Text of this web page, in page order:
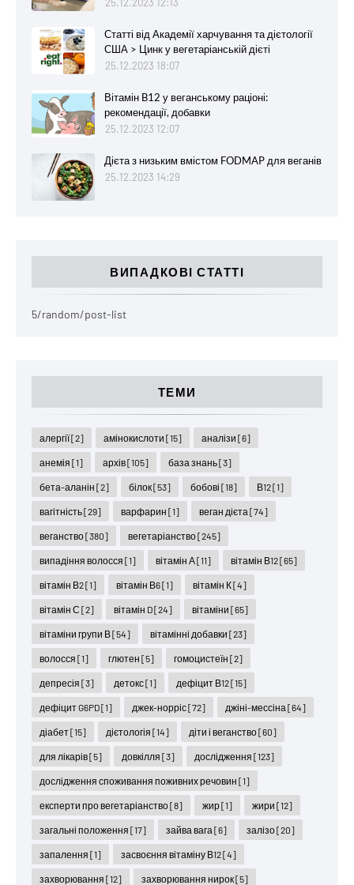
Статті від Академії харчування та дієтології
США > Цинк у вегетаріанській дієті
25.12.2023 18:07
Вітамін B12 у веганському раціоні:
рекомендації, добавки
25.12.2023 12:07
Дієта з низьким вмістом FODMAP для веганів
25.12.2023 14:29
ВИПАДКОВІ СТАТТІ
5/random/post-list
ТЕМИ
алергії[2] амінокислоти [15] аналізи [6]
анемія [1] архів[105] база знань[3]
бета-аланін [2] білок[53] бобові [18] В12[1]
вагітність[29] варфарин [1] веган дієта [74]
веганство[380] вегетаріанство[245]
випадіння волосся [1] вітамін А[11] вітамін В12[65]
вітамін В2[1] вітамін В6[1] вітамін К[4]
вітамін С [2] вітамін D[24] вітаміни [65]
вітаміни групи В[54] вітамінні добавки [23]
волосся [1] глютен [5] гомоцистеїн [2]
депресія [3] детокс[1] дефіцит В12[15]
дефіцит G6PD[1] джек-норріс[72] джіні-мессіна [64]
діабет[15] дієтологія [14] діти і веганство[60]
для лікарів[5] довкілля [3] дослідження [123]
дослідження споживання поживних речовин [1]
експерти про вегетаріанство[8] жир[1] жири [12]
загальні положення [17] зайва вага [6] залізо[20]
запалення [1] засвоєння вітаміну В12[4]
захворювання [12] захворювання нирок[5]